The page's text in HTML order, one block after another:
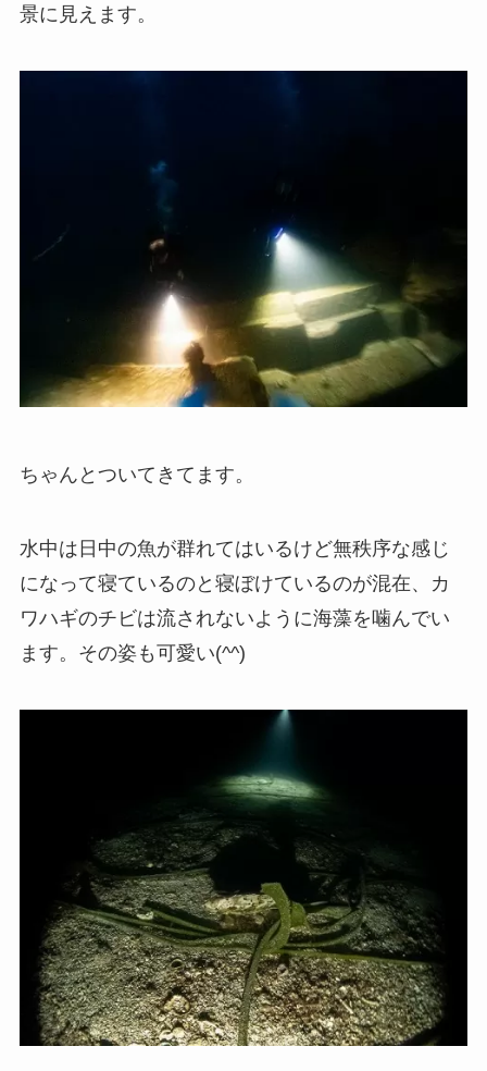
景に見えます。
ちゃんとついてきてます。
水中は日中の魚が群れてはいるけど無秩序な感じ
になって寝ているのと寝ぼけているのが混在、カ
ワハギのチビは流されないように海藻を噛んでい
ます。その姿も可愛い(^^)